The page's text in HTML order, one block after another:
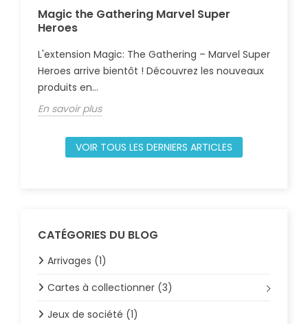
Magic the Gathering Marvel Super
Heroes
L'extension Magic: The Gathering – Marvel Super
Heroes arrive bientôt ! Découvrez les nouveaux
produits en...
En savoir plus
VOIR TOUS LES DERNIERS ARTICLES
CATÉGORIES DU BLOG
Arrivages (1)
Cartes à collectionner (3)
Jeux de société (1)